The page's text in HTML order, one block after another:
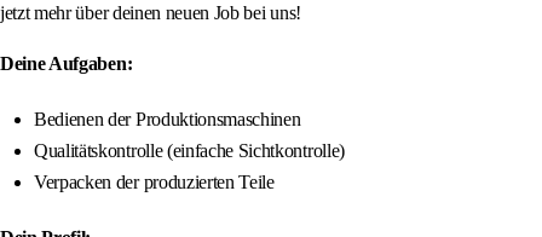
jetzt mehr über deinen neuen Job bei uns!
Deine Aufgaben:
Bedienen der Produktionsmaschinen
Qualitätskontrolle (einfache Sichtkontrolle)
Verpacken der produzierten Teile